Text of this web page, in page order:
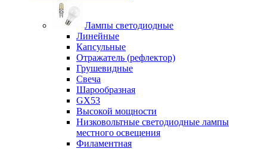
Лампы светодиодные
Линейные
Капсульные
Отражатель (рефлектор)
Грушевидные
Свеча
Шарообразная
GX53
Высокой мощности
Низковольтные светодиодные лампы
местного освещения
Филаментная